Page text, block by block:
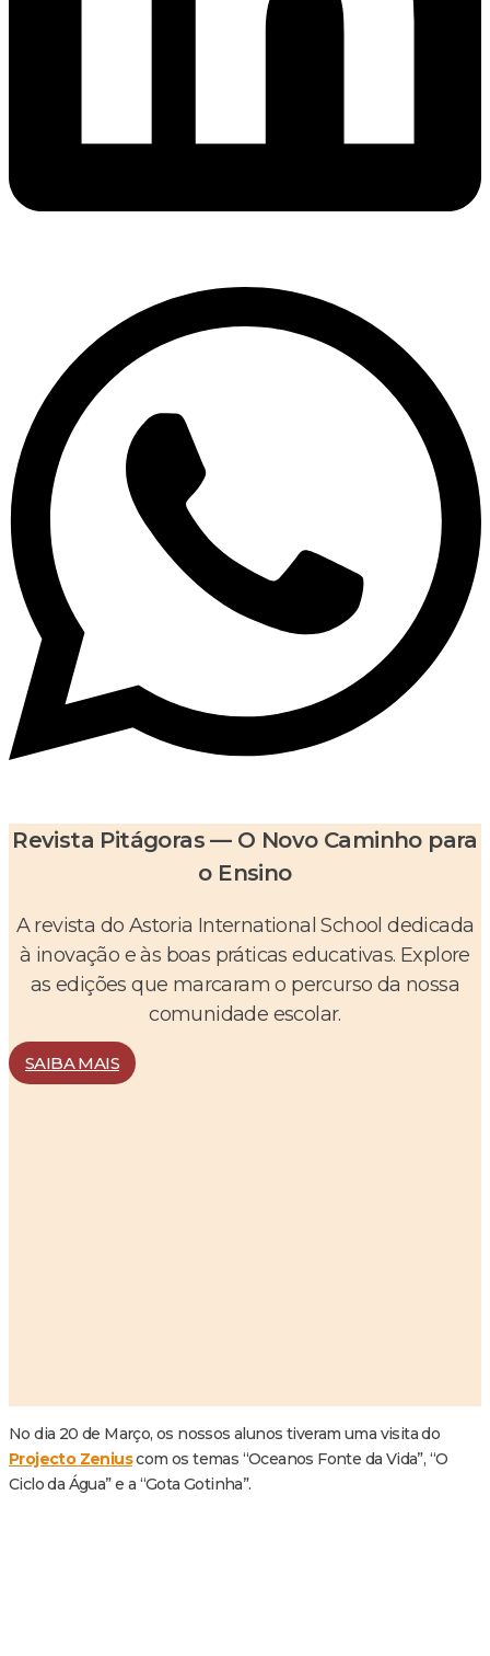
Revista Pitágoras — O Novo Caminho para
o Ensino
A revista do Astoria International School dedicada
à inovação e às boas práticas educativas. Explore
as edições que marcaram o percurso da nossa
comunidade escolar.
SAIBA MAIS
No dia 20 de Março, os nossos alunos tiveram uma visita do
Projecto Zeniuscom os temas “Oceanos Fonte da Vida”, “O
Ciclo da Água” e a “Gota Gotinha”.